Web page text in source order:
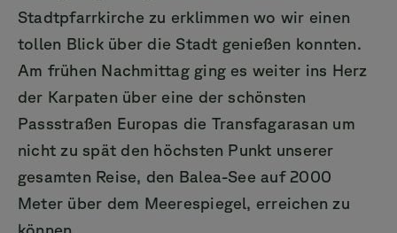
Stadtpfarrkirche zu erklimmen wo wir einen
tollen Blick über die Stadt genießen konnten.
Am frühen Nachmittag ging es weiter ins Herz
der Karpaten über eine der schönsten
Passstraßen Europas die Transfagarasan um
nicht zu spät den höchsten Punkt unserer
gesamten Reise, den Balea-See auf 2000
Meter über dem Meerespiegel, erreichen zu
können.